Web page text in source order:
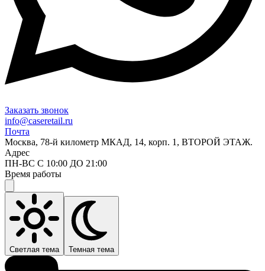
Заказать звонок
info@caseretail.ru
Почта
Москва, 78-й километр МКАД, 14, корп. 1, ВТОРОЙ ЭТАЖ.
Адрес
ПН-ВС С 10:00 ДО 21:00
Время работы
Светлая тема Темная тема